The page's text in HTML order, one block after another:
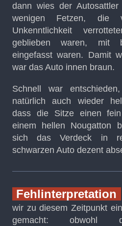
dann wies der
wenigen Fetzen,
Unkenntlichkeit
geblieben waren, mit
eingefasst waren. Damit
war das Auto innen braun.
Schnell war
natürlich auch wieder
dass die Sitze einen
einem hellen Nougatton
sich das Verdeck in
schwarzen Auto dezent
Fehlinterpretation
wir zu diesem Zeitpunkt
gemacht: obwohl